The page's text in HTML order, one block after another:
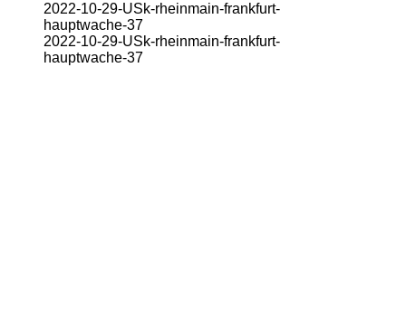
2022-10-29-USk-rheinmain-frankfurt-
hauptwache-37
2022-10-29-USk-rheinmain-frankfurt-
hauptwache-37